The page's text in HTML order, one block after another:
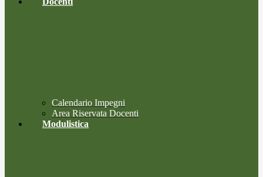
Calendario Impegni
Area Riservata Docenti
Modulistica